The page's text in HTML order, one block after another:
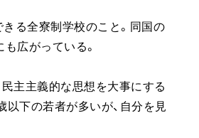
る全寮制学校のこと。同国の
広がっている。
主主義的な思想を大事にする
下の若者が多いが、自分を見